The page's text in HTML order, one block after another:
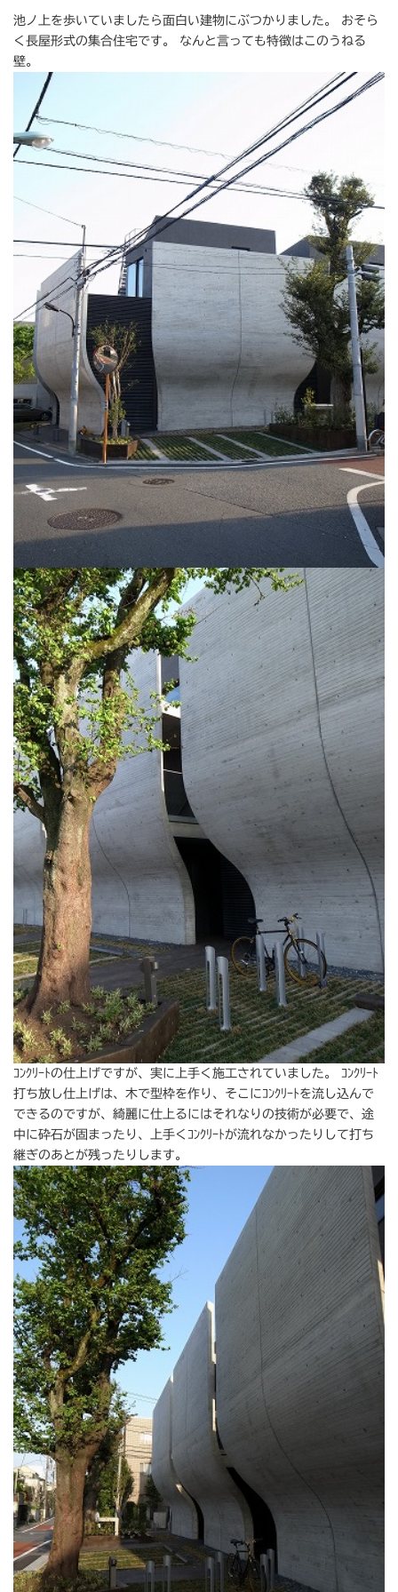
池ノ上を歩いていましたら面白い建物にぶつかりました。 おそら
く長屋形式の集合住宅です。 なんと言っても特徴はこのうねる
壁。
ｺﾝｸﾘｰﾄの仕上げですが、実に上手く施工されていました。 ｺﾝｸﾘｰﾄ
打ち放し仕上げは、木で型枠を作り、そこにｺﾝｸﾘｰﾄを流し込んで
できるのですが、綺麗に仕上るにはそれなりの技術が必要で、途
中に砕石が固まったり、上手くｺﾝｸﾘｰﾄが流れなかったりして打ち
継ぎのあとが残ったりします。